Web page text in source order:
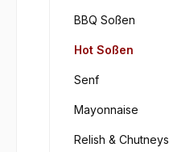
BBQ Soßen
Hot Soßen
Senf
Mayonnaise
Relish & Chutneys